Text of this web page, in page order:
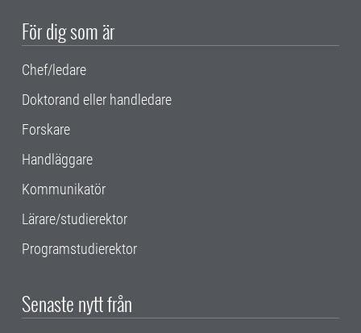
För dig som är
Chef/ledare
Doktorand eller handledare
Forskare
Handläggare
Kommunikatör
Lärare/studierektor
Programstudierektor
Senaste nytt från